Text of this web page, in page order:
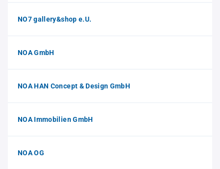
NO7 gallery&shop e.U.
NOA GmbH
NOA HAN Concept & Design GmbH
NOA Immobilien GmbH
NOA OG